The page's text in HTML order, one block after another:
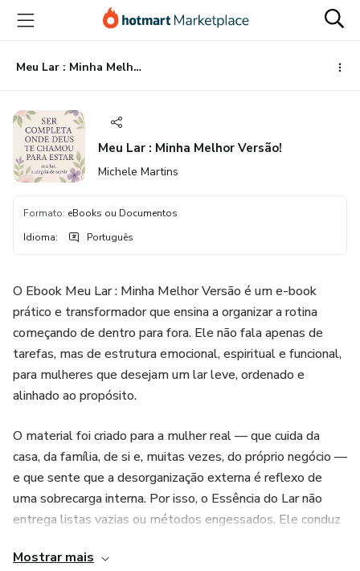
para
conteúdo
principal
para
pagamento
para
rodapé
Meu Lar : Minha Melhor Versão!
Meu Lar : Minha Melhor Versão!
Michele Martins
Formato: eBooks ou Documentos
Idioma: Português
O Ebook Meu Lar : Minha Melhor Versão é um e-book
prático e transformador que ensina a organizar a rotina
começando de dentro para fora. Ele não fala apenas de
tarefas, mas de estrutura emocional, espiritual e funcional,
para mulheres que desejam um lar leve, ordenado e
alinhado ao propósito.
O material foi criado para a mulher real — que cuida da
casa, da família, de si e, muitas vezes, do próprio negócio —
e que sente que a desorganização externa é reflexo de
uma sobrecarga interna. Por isso, o Essência do Lar não
entrega listas vazias ou métodos engessados. Ele conduz
como o planejamento protege a paz, e como pequenas
Mostrar mais